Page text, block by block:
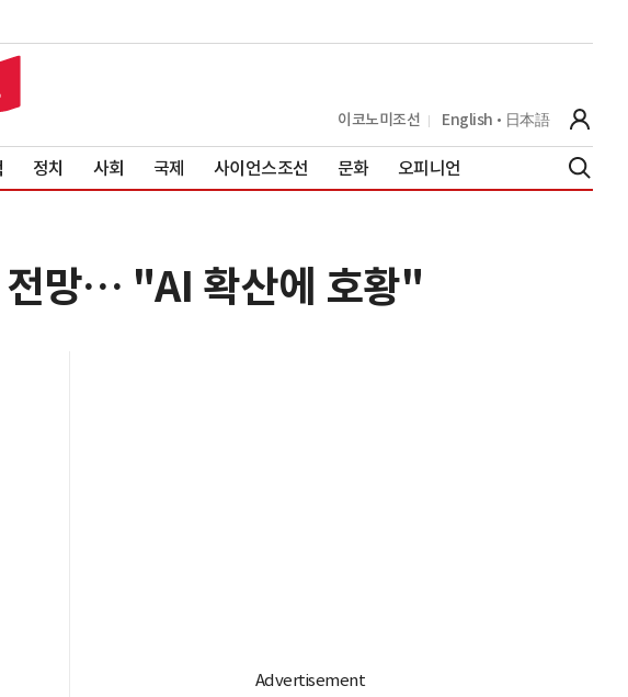
이코노미조선 English 日本語
정치 사회 국제 사이언스조선 문화 오피니언
전망… "AI 확산에 호황"